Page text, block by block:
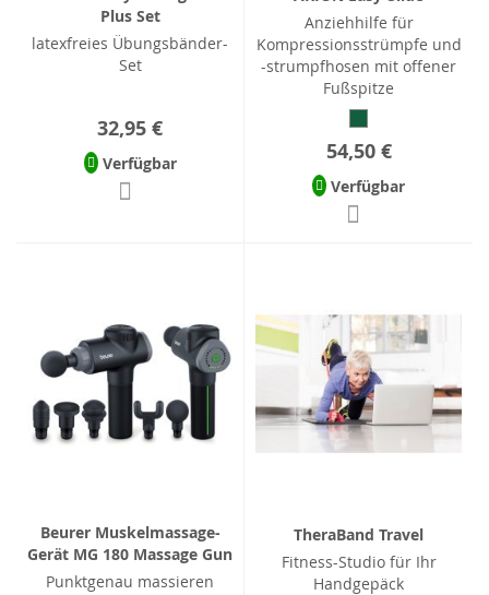
Plus Set
latexfreies Übungsbänder-
Set
32,95 €
Verfügbar
Anziehhilfe für
Kompressionsstrümpfe und
-strumpfhosen mit offener
Fußspitze
54,50 €
Verfügbar
Beurer Muskelmassage-
Gerät MG 180 Massage Gun
Punktgenau massieren
TheraBand Travel
Fitness-Studio für Ihr
Handgepäck